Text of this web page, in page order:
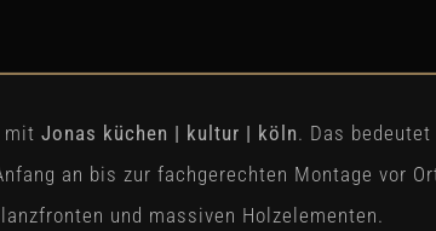
mit Jonas küchen | kultur | köln. Das
an bis zur fachgerechten Montage vor
und massiven Holzelementen.